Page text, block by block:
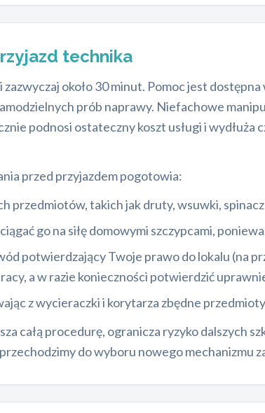
technika
około 30 minut. Pomoc jest
prób naprawy. Niefachowe
podnosi ostateczny koszt usługi i
przed przyjazdem pogotowia:
przedmiotów, takich jak druty, wsuwki,
go na siłę domowymi szczypcami,
potwierdzający Twoje prawo do lokalu (na
a w razie konieczności potwierdzić
z wycieraczki i korytarza zbędne
całą procedurę, ogranicza ryzyko dalszych
do wyboru nowego mechanizmu